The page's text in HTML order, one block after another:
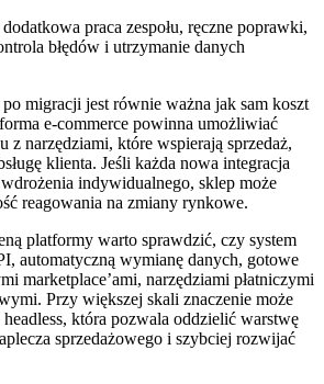
praca zespołu, ręczne poprawki,
błędów i utrzymanie danych
migracji jest równie ważna jak sam koszt
e-commerce powinna umożliwiać
z narzędziami, które wspierają sprzedaż,
klienta. Jeśli każda nowa integracja
indywidualnego, sklep może
reagowania na zmiany rynkowe.
platformy warto sprawdzić, czy system
automatyczną wymianę danych, gotowe
marketplace’ami, narzędziami płatniczymi
Przy większej skali znaczenie może
która pozwala oddzielić warstwę
sprzedażowego i szybciej rozwijać